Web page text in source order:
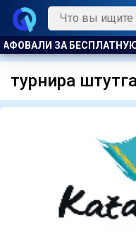
ЗА БЕСПЛАТНУЮ
турнира